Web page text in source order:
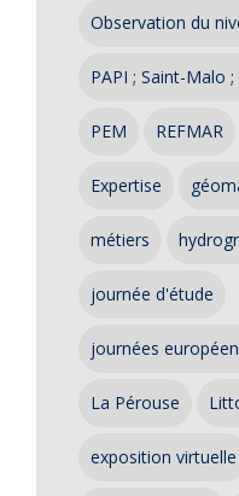
Observation du
PAPI ; Saint-Malo
PEM REFMAR
Expertise
métiers
journée d'étude
journées
La Pérouse
exposition virtuelle